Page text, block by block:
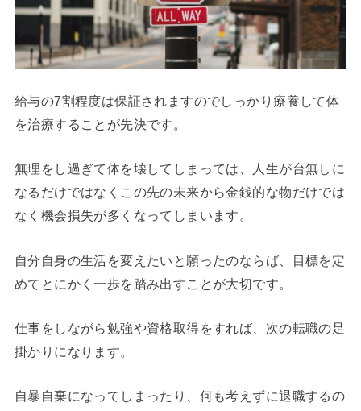
給与の7割程度は保証されますのでしっかり療養して体
を治療することが先決です。
無理をし過ぎて体を壊してしまっては、人生が台無しに
なるだけではなくこの先の未来から金銭的な物だけでは
なく機会損失が多くなってしまいます。
自分自身の生活を変えたいと願ったのならば、目標を定
めてとにかく一歩を踏み出すことが大切です。
仕事をしながら勉強や資格取得をすれば、次の転職の足
掛かりになります。
自暴自棄になってしまったり、何も考えずに退職するの